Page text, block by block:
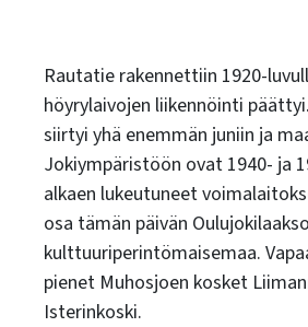
Rautatie rakennettiin 1920-
höyrylaivojen liikennöinti
siirtyi yhä enemmän juniin ja
Jokiympäristöön ovat 1940- ja
alkaen lukeutuneet
osa tämän päivän
kulttuuriperintömaisemaa.
pienet Muhosjoen kosket
Isterinkoski.